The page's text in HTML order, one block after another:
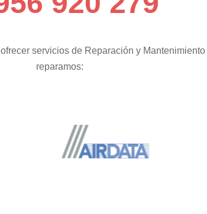
servicios de Reparación y
reparamos: